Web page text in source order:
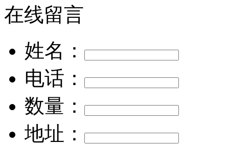
在线留言
姓名：
电话：
数量：
地址：